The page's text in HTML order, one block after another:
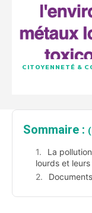
CITOYENNETÉ &
Sommaire :
La
lourds et